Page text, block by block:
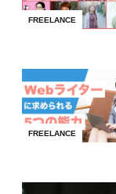
FREELANCE
FREELANCE